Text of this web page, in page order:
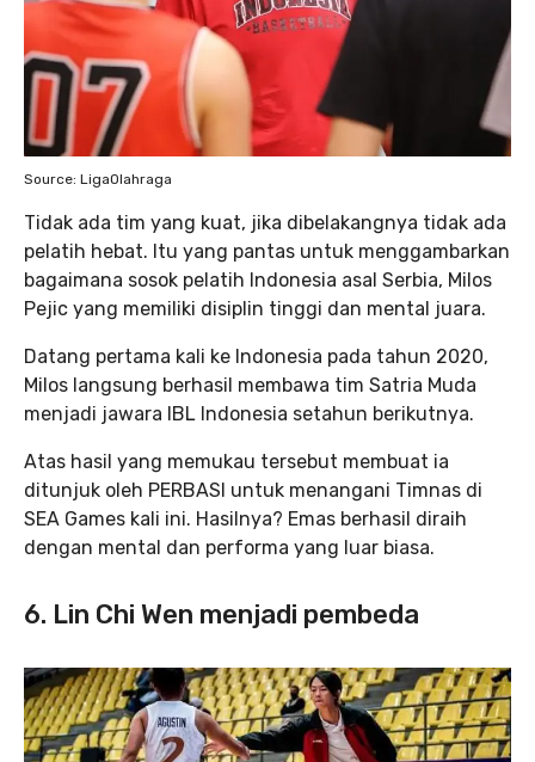
Source: LigaOlahraga
Tidak ada tim yang kuat, jika dibelakangnya tidak ada
pelatih hebat. Itu yang pantas untuk menggambarkan
bagaimana sosok pelatih Indonesia asal Serbia, Milos
Pejic yang memiliki disiplin tinggi dan mental juara.
Datang pertama kali ke Indonesia pada tahun 2020,
Milos langsung berhasil membawa tim Satria Muda
menjadi jawara IBL Indonesia setahun berikutnya.
Atas hasil yang memukau tersebut membuat ia
ditunjuk oleh PERBASI untuk menangani Timnas di
SEA Games kali ini. Hasilnya? Emas berhasil diraih
dengan mental dan performa yang luar biasa.
6. Lin Chi Wen menjadi pembeda